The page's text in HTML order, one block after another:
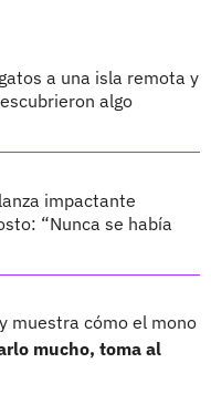
a una isla remota y
algo
impactante
“Nunca se había
y muestra cómo el mono
mucho, toma al